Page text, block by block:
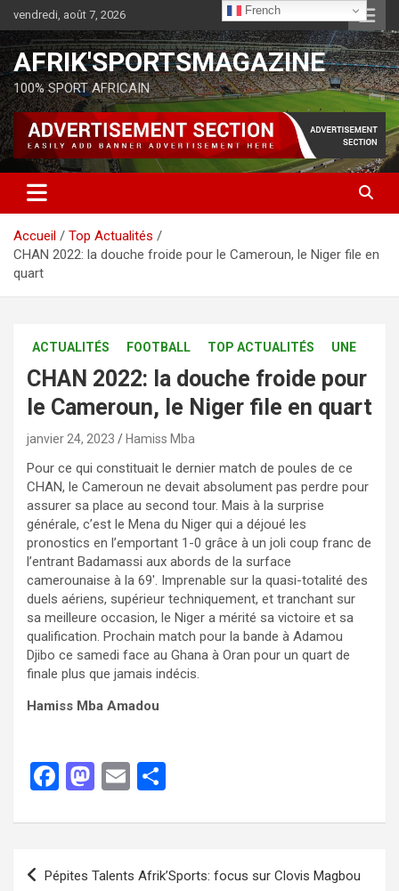
vendredi, août 7, 2026
AFRIK'SPORTSMAGAZINE
100% SPORT AFRICAIN
Accueil
Top Actualités
CHAN 2022: la douche froide pour le Cameroun, le Niger file en
quart
ACTUALITÉS FOOTBALL TOP ACTUALITÉS UNE
CHAN 2022: la douche froide pour
le Cameroun, le Niger file en quart
janvier 24, 2023 Hamiss Mba
Pour ce qui constituait le dernier match de poules de ce
CHAN, le Cameroun ne devait absolument pas perdre pour
assurer sa place au second tour. Mais à la surprise
générale, c’est le Mena du Niger qui a déjoué les
pronostics en l’emportant 1-0 grâce à un joli coup franc de
l’entrant Badamassi aux abords de la surface
camerounaise à la 69′. Imprenable sur la quasi-totalité des
duels aériens, supérieur techniquement, et tranchant sur
sa meilleure occasion, le Niger a mérité sa victoire et sa
qualification. Prochain match pour la bande à Adamou
Djibo ce samedi face au Ghana à Oran pour un quart de
finale plus que jamais indécis.
Hamiss Mba Amadou
F
ce
b
M
st
o
E
ail ta
g
Pépites Talents Afrik’Sports: focus sur Clovis Magbou
French